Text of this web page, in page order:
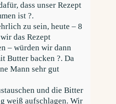
dass unser Rezept
ist ?.
zu sein, heute – 8
das Rezept
– würden wir dann
Butter backen ?. Da
Mann sehr gut
und die Bitter
weiß aufschlagen. Wir